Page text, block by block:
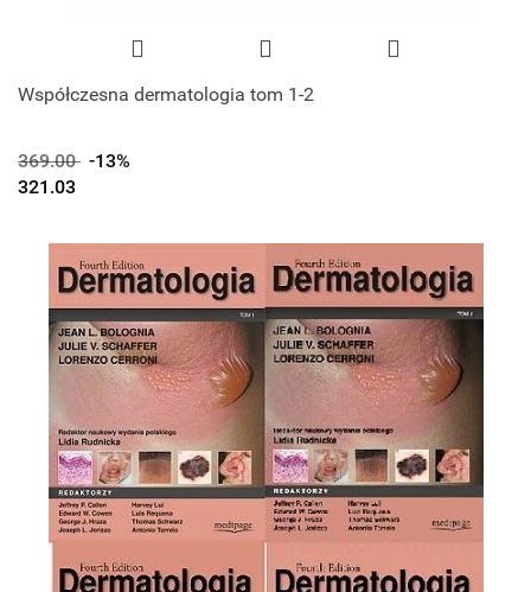
Współczesna dermatologia tom 1-2
369.00 -13%
321.03